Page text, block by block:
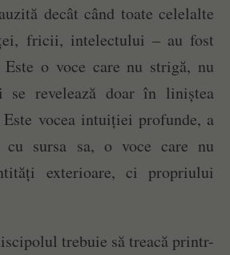
decât când toate celelalte
fricii, intelectului – au fost
Este o voce care nu strigă, nu
se revelează doar în liniștea
vocea intuiției profunde, a
cu sursa sa, o voce care nu
exterioare, ci propriului
trebuie să treacă printr-